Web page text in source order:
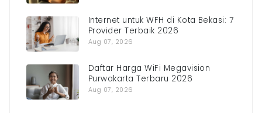
Internet untuk WFH di Kota Bekasi: 7
Provider Terbaik 2026
Aug 07, 2026
Daftar Harga WiFi Megavision
Purwakarta Terbaru 2026
Aug 07, 2026